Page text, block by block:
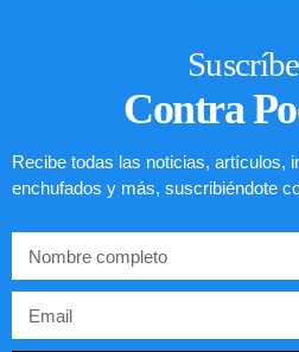
Comunistas no son
EE.UU.
Contra
Recibe todas las noticias, artículos,
enchufados y más, suscribiéndote